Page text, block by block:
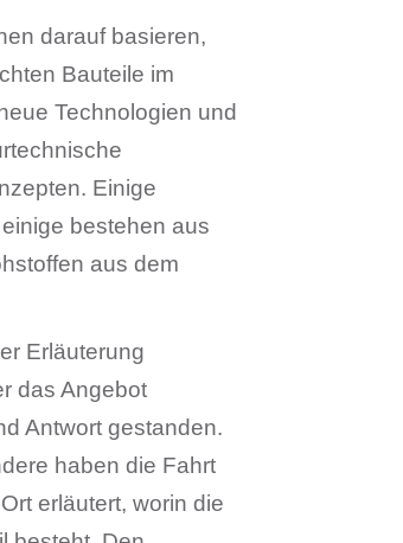
darauf basieren,
Bauteile im
Technologien und
Einige
bestehen aus
aus dem
Erläuterung
das Angebot
Antwort gestanden.
haben die Fahrt
erläutert, worin die